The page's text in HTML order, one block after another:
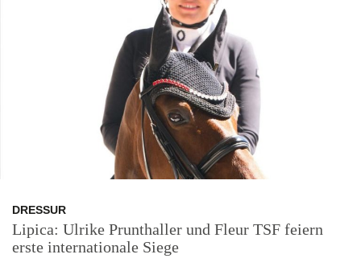
DRESSUR
Lipica: Ulrike Prunthaller und Fleur TSF feiern
erste internationale Siege